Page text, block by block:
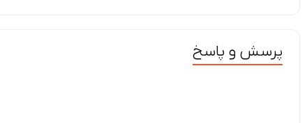
پرسش و پاسخ